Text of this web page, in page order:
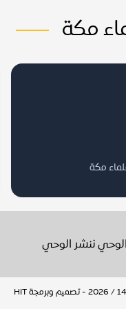
مكة
مكة
ننشر الوحي
HIT